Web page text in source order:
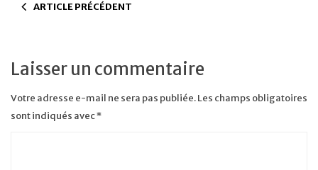
ARTICLE PRÉCÉDENT
Laisser un commentaire
Votre adresse e-mail ne sera pas publiée.Les champs obligatoires
sont indiqués avec*